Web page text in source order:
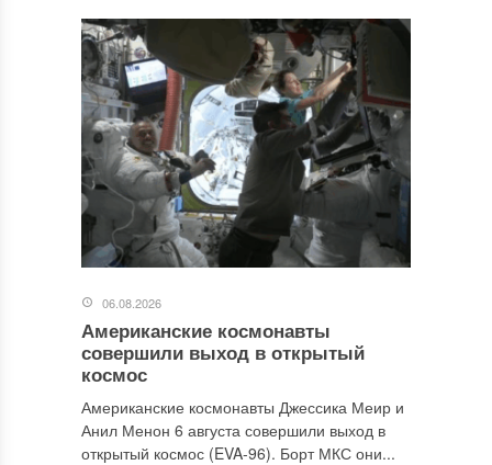
06.08.2026
Американские космонавты
совершили выход в открытый
космос
Американские космонавты Джессика Меир и
Анил Менон 6 августа совершили выход в
открытый космос (EVA-96). Борт МКС они...